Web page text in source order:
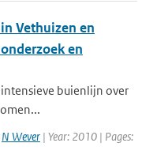
Vethuizen en
en
buienlijn over
N Wever | Year: 2010 | Pages: